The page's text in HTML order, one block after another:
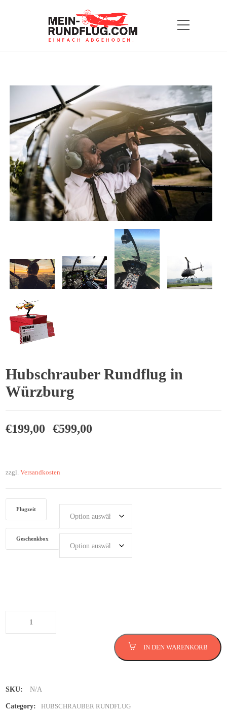
Hubschrauber Rundflug in
Würzburg
€199,00 –€599,00
zzgl.Versandkosten
Flugzeit
Geschenkbox
IN DEN WARENKORB
SKU: N/A
Category: HUBSCHRAUBER RUNDFLUG